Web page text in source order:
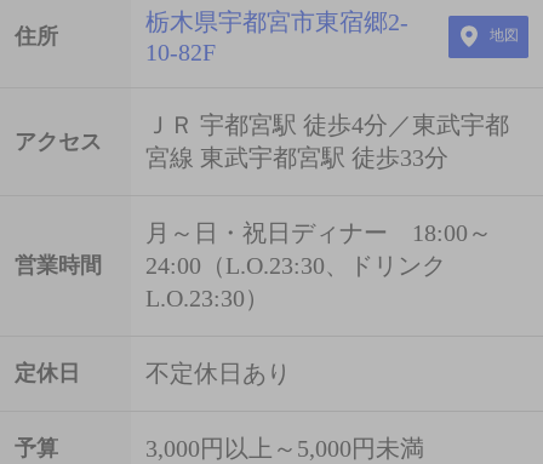
住所
栃木県宇都宮市東宿郷2-
10-82F
地図
アクセス
ＪＲ 宇都宮駅 徒歩4分／東武宇都
宮線 東武宇都宮駅 徒歩33分
営業時間
月～日・祝日ディナー 18:00～
24:00（L.O.23:30、ドリンク
L.O.23:30）
定休日 不定休日あり
予算 3,000円以上～5,000円未満